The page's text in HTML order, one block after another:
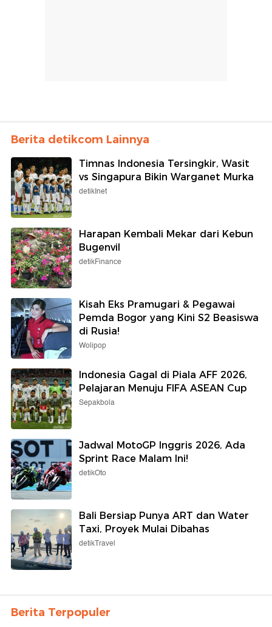
Berita detikcom Lainnya
Timnas Indonesia Tersingkir, Wasit
vs Singapura Bikin Warganet Murka
detikInet
Harapan Kembali Mekar dari Kebun
Bugenvil
detikFinance
Kisah Eks Pramugari & Pegawai
Pemda Bogor yang Kini S2 Beasiswa
di Rusia!
Wolipop
Indonesia Gagal di Piala AFF 2026,
Pelajaran Menuju FIFA ASEAN Cup
Sepakbola
Jadwal MotoGP Inggris 2026, Ada
Sprint Race Malam Ini!
detikOto
Bali Bersiap Punya ART dan Water
Taxi, Proyek Mulai Dibahas
detikTravel
Berita Terpopuler